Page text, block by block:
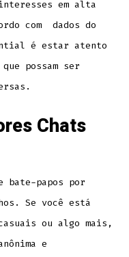
interesses em alta
com dados do
é estar atento
possam ser
Chats
bate-papos por
Se você está
ou algo mais,
e